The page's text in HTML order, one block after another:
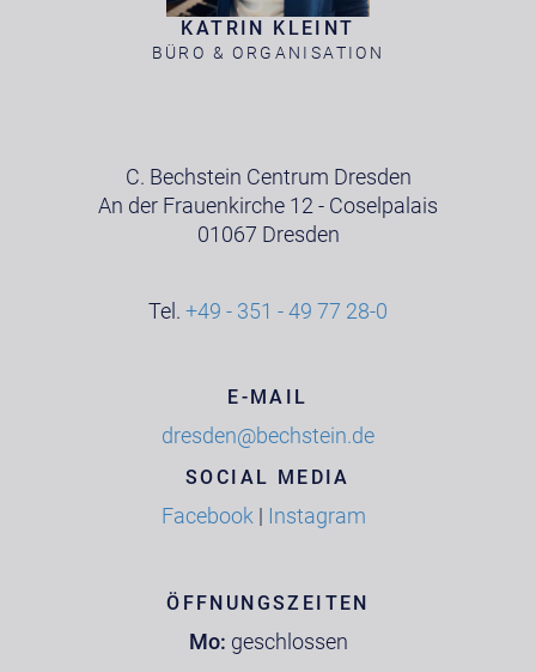
KATRIN KLEINT
BÜRO & ORGANISATION
C. Bechstein Centrum Dresden
An der Frauenkirche 12 - Coselpalais
01067 Dresden
Tel. +49 - 351 - 49 77 28-0
E-MAIL
dresden@bechstein.de
SOCIAL MEDIA
Facebook | Instagram
ÖFFNUNGSZEITEN
Mo: geschlossen